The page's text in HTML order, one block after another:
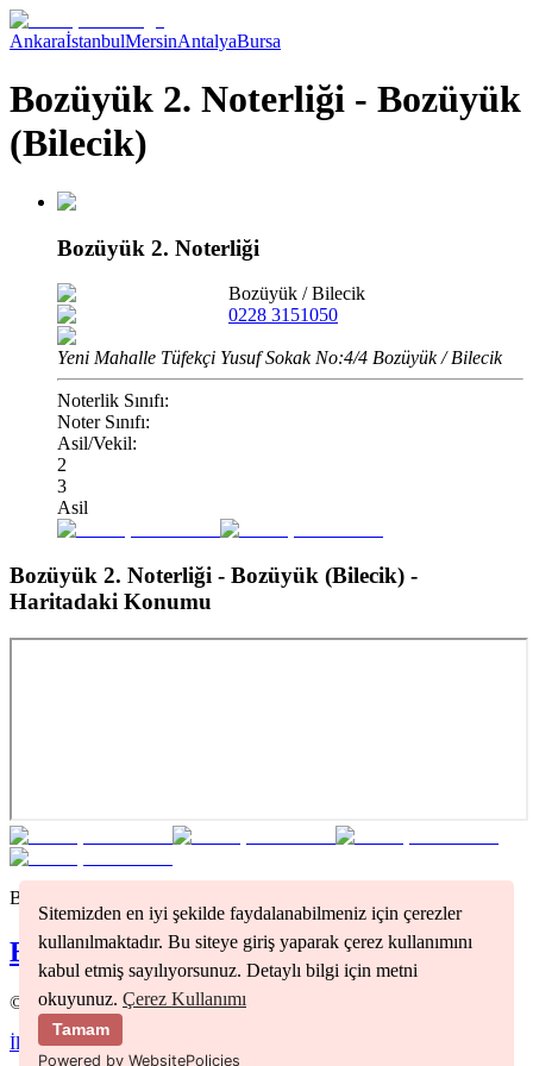
Sitemizden en iyi şekilde faydalanabilmeniz için çerezler
kullanılmaktadır. Bu siteye giriş yaparak çerez kullanımını
kabul etmiş sayılıyorsunuz. Detaylı bilgi için metni
okuyunuz. Çerez Kullanımı
Tamam
Powered by WebsitePolicies
AnkaraİstanbulMersinAntalyaBursa
Bozüyük 2. Noterliği - Bozüyük
(Bilecik)
Bozüyük 2. Noterliği
Bozüyük /Bilecik
0228 3151050
Yeni Mahalle Tüfekçi Yusuf Sokak No:4/4 Bozüyük / Bilecik
Noterlik Sınıfı:
Noter Sınıfı:
Asil/Vekil:
2
3
Asil
Bozüyük 2. Noterliği - Bozüyük (Bilecik) -
Haritadaki Konumu
Bilecik
BilecikNoterleri
© 2026Nöbetçi Noter
İletişimKullanım Koşulları